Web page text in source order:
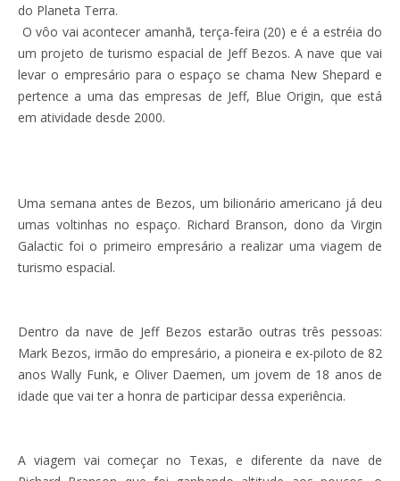
do Planeta Terra.
O vôo vai acontecer amanhã, terça-feira (20) e é a estréia do
um projeto de turismo espacial de Jeff Bezos. A nave que vai
levar o empresário para o espaço se chama New Shepard e
pertence a uma das empresas de Jeff, Blue Origin, que está
em atividade desde 2000.
Uma semana antes de Bezos, um bilionário americano já deu
umas voltinhas no espaço. Richard Branson, dono da Virgin
Galactic foi o primeiro empresário a realizar uma viagem de
turismo espacial.
Dentro da nave de Jeff Bezos estarão outras três pessoas:
Mark Bezos, irmão do empresário, a pioneira e ex-piloto de 82
anos Wally Funk, e Oliver Daemen, um jovem de 18 anos de
idade que vai ter a honra de participar dessa experiência.
A viagem vai começar no Texas, e diferente da nave de